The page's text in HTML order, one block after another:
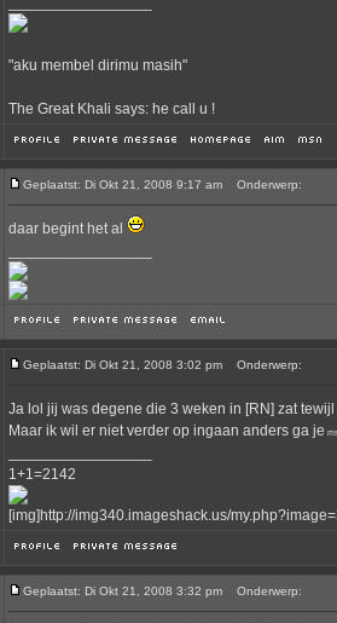
"aku membel dirimu masih"
The Great Khali says: he call u !
Geplaatst: Di Okt 21, 2008 9:17 am Onderwerp:
daar begint het al
Geplaatst: Di Okt 21, 2008 3:02 pm Onderwerp:
Ja lol jij was degene die 3 weken in [RN] zat
Maar ik wil er niet verder op ingaan anders ga je
1+1=2142
[img]http://img340.imageshack.us/
Geplaatst: Di Okt 21, 2008 3:32 pm Onderwerp: